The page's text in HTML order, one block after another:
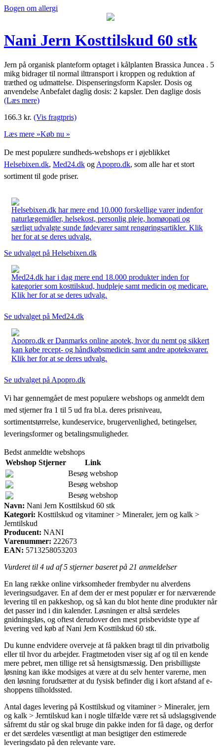
Bogen om allergi
Nani Jern Kosttilskud 60 stk
Jern på organisk planteform optaget i kålplanten Brassica Juncea . 5
mikg bidrager til normal ilttransport i kroppen og reduktion af
træthed og udmattelse. Dispenseringsform Kapsler. Dosis og
anvendelse Anbefalet daglig dosis: 2 kapsler. Den daglige dosis
(Læs mere)
166.3 kr. (Vis fragtpris)
Læs mere »Køb nu »
De mest populære sundheds-webshops er i øjeblikket
Helsebixen.dk, Med24.dk og Apopro.dk, som alle har et stort
sortiment til gode priser.
Helsebixen.dk har mere end 10.000 forskellige varer indenfor
naturlægemidler, helsekost, personlig pleje, homøopati og
særligt udvalgte sunde fødevarer samt rengøringsartikler. Klik
her for at se deres udvalg.
Se udvalget på Helsebixen.dk
Med24.dk har i dag mere end 18.000 produkter inden for
kategorier som kosttilskud, hudpleje samt medicin og medicare.
Klik her for at se deres udvalg.
Se udvalget på Med24.dk
Apopro.dk er Danmarks online apotek, hvor du nemt og sikkert
kan købe recept- og håndkøbsmedicin samt andre apoteksvarer.
Klik her for at se deres udvalg.
Se udvalget på Apopro.dk
Vi har gennemgået de mest populære webshops og anmeldt dem
med stjerner fra 1 til 5 ud fra bl.a. deres prisniveau,
sortimentstørrelse, kundeservice, brugervenlighed, betingelser,
leveringsformer og betalingsmuligheder.
Bedst anmeldte webshops
Webshop Stjerner
Link
Besøg webshop
Besøg webshop
Besøg webshop
Navn: Nani Jern Kosttilskud 60 stk
Kategori: Kosttilskud og vitaminer > Mineraler, jern og kalk >
Jerntilskud
Producent: NANI
Varenummer: 222673
EAN: 5713258053203
Vurderet til 4 ud af 5 stjerner baseret på 21 anmeldelser
En lang række online virksomheder frembyder nu alverdens
leveringsudgaver. En af dem der er mest populær er for nærværende
levering til en pakkeshop, og så kan du blot hente dine produkter når
det passer ind i din kalender. Løsningen er altså særdeles
gnidningsløs, og oftest derudover den mest prisbevidste type af
levering ved køb af Nani Jern Kosttilskud 60 stk.
Du kunne endvidere overveje at få pakken bragt til din privatbolig
eller til hvor du arbejder. Fragtmetoden viser sig af og til en kende
mere pebret, men tillige ret så hensigtsmæssig. Den prisbilligste
løsning kan ikke modsiges at være at du selv henter varerne, men
den løsning forudsætter at du fysisk befinder dig i kort afstand af e-
shoppens tilholdssted.
Antal dages levering på Kosttilskud og vitaminer > Mineraler, jern
og kalk > Jerntilskud kan i nogle tilfælde være ret så udslagsgivende
såfremt du står og skal bruge din pakke inden for få dage, og derfor
er det særdeles væsentligt at man besigtiger den estimerede
leveringsdato på den relevante vare.